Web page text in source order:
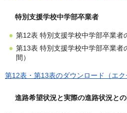
特別支援学校中学部卒業者
第12表 特別支援学校中学部卒業者
第13表 特別支援学校中学部卒業者
間）
第12表・第13表のダウンロード（エク
進路希望状況と実際の進路状況と